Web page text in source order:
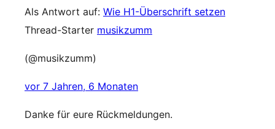
Als Antwort auf: Wie H1-Überschrift setzen
Thread-Starter musikzumm
(@musikzumm)
vor 7 Jahren, 6 Monaten
Danke für eure Rückmeldungen.